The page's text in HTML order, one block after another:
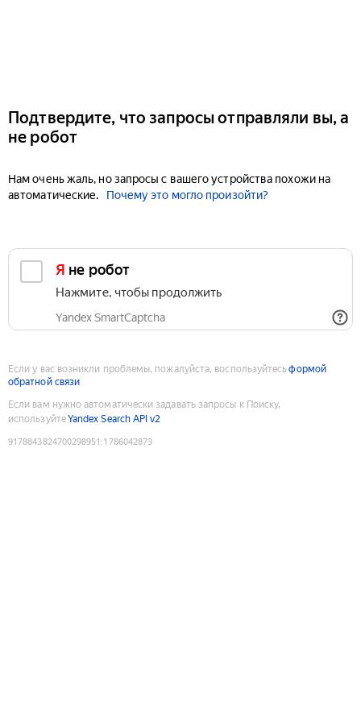
Подтвердите, что запросы отправляли вы, а
не робот
Нам очень жаль, но запросы с вашего устройства похожи на
автоматические.
Почему это могло произойти?
Я не робот
Нажмите, чтобы продолжить
Yandex SmartCaptcha
Если у вас возникли проблемы, пожалуйста, воспользуйтесьформой
обратной связи
Если вам нужно автоматически задавать запросы к Поиску,
используйтеYandex Search API v2
9178843824700298951 :1786042873